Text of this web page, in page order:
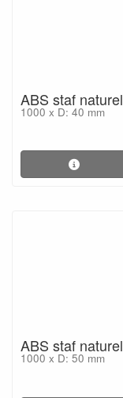
ABS staf naturel
1000 x D: 40 mm
ABS staf naturel
1000 x D: 50 mm